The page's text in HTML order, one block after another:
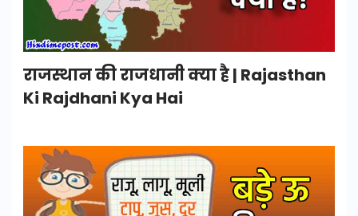
राजस्थान की राजधानी क्या है | Rajasthan
Ki Rajdhani Kya Hai